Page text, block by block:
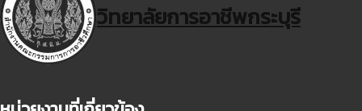
วิทยาลัยการอาชีพกระบุรี